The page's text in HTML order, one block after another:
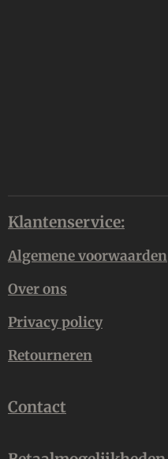
Klantenservice:
Algemene voorwaarden
Over ons
Privacy policy
Retourneren
Contact